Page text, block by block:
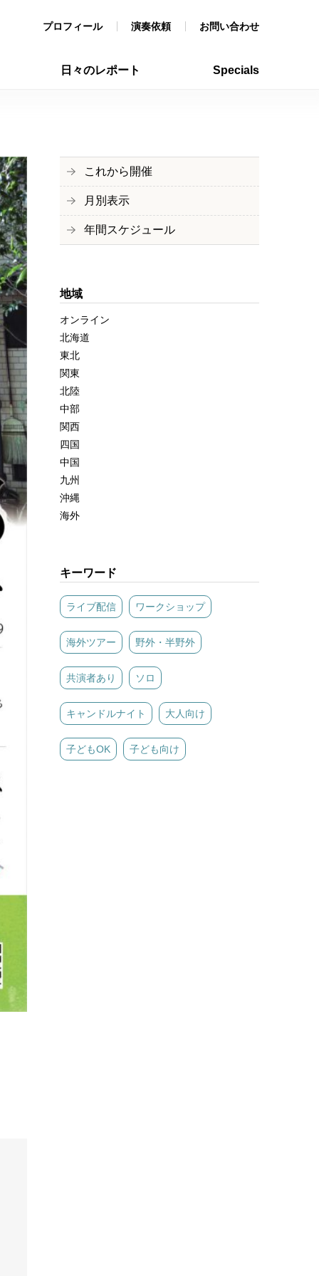
プロフィール 演奏依頼 お問い合わせ
日々のレポート Specials
これから開催
月別表示
年間スケジュール
地域
オンライン
北海道
東北
関東
北陸
中部
関西
四国
中国
九州
沖縄
海外
キーワード
ライブ配信 ワークショップ
海外ツアー 野外・半野外
共演者あり ソロ
キャンドルナイト 大人向け
子どもOK 子ども向け